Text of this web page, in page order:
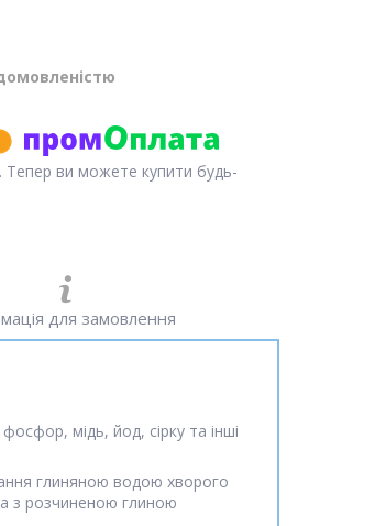
Тепер ви можете купити будь-
для замовлення
мідь, йод, сірку та інші
глиняною водою хворого
з розчиненою глиною